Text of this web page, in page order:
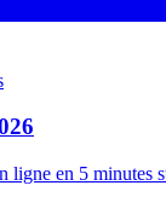
ligne en 5 minutes